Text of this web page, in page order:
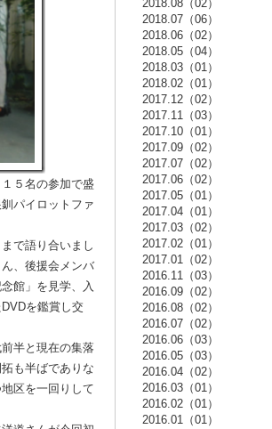
５名の参加で盛
パイロットファ
で語り合いまし
、後援会メンバ
館」を見学、入
を鑑賞し交
半と現在の集落
も半ばでありな
区を一回りして
2018.08（02）
2018.07（06）
2018.06（02）
2018.05（04）
2018.03（01）
2018.02（01）
2017.12（02）
2017.11（03）
2017.10（01）
2017.09（02）
2017.07（02）
2017.06（02）
2017.05（01）
2017.04（01）
2017.03（02）
2017.02（01）
2017.01（02）
2016.11（03）
2016.09（02）
2016.08（02）
2016.07（02）
2016.06（03）
2016.05（03）
2016.04（02）
2016.03（01）
2016.02（01）
2016.01（01）